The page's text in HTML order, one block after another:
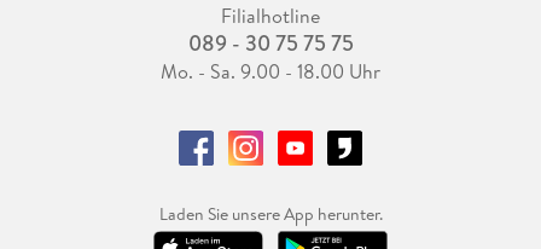
Filialhotline
089 - 30 75 75 75
Mo. - Sa. 9.00 - 18.00 Uhr
Laden Sie unsere App herunter.